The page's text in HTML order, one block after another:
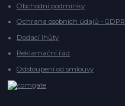
Obchodní podmínky
Ochrana osobních údajů - GDPR
Dodací lhůty
Reklamační řád
Odstoupení od smlouvy